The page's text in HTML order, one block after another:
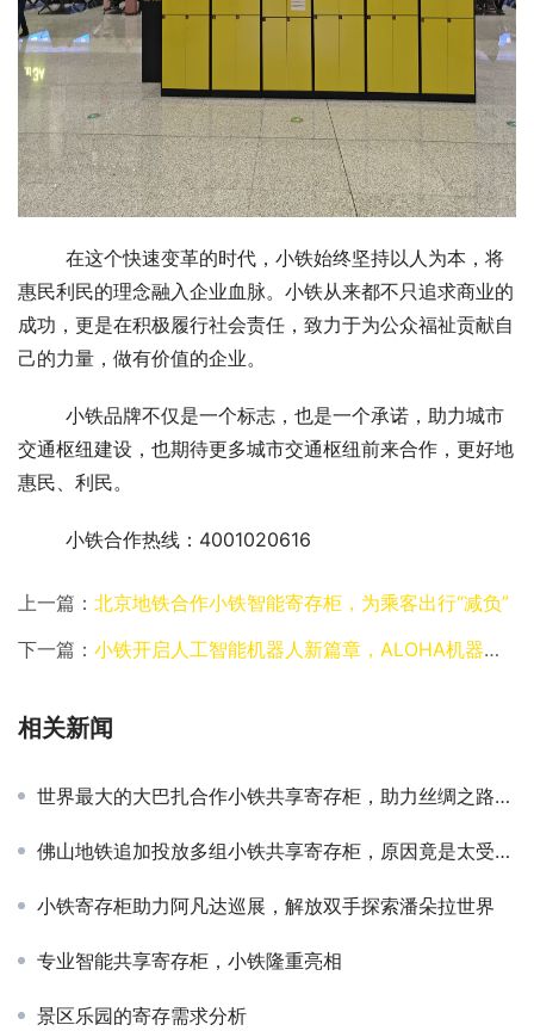
在这个快速变革的时代，小铁始终坚持以人为本，将
惠民利民的理念融入企业血脉。小铁从来都不只追求商业的
成功，更是在积极履行社会责任，致力于为公众福祉贡献自
己的力量，做有价值的企业。
小铁品牌不仅是一个标志，也是一个承诺，助力城市
交通枢纽建设，也期待更多城市交通枢纽前来合作，更好地
惠民、利民。
小铁合作热线：4001020616
上一篇： 北京地铁合作小铁智能寄存柜，为乘客出行“减负”
下一篇： 小铁开启人工智能机器人新篇章，ALOHA机器人助力智慧教育
相关新闻
世界最大的大巴扎合作小铁共享寄存柜，助力丝绸之路复兴
佛山地铁追加投放多组小铁共享寄存柜，原因竟是太受欢迎
小铁寄存柜助力阿凡达巡展，解放双手探索潘朵拉世界
专业智能共享寄存柜，小铁隆重亮相
景区乐园的寄存需求分析